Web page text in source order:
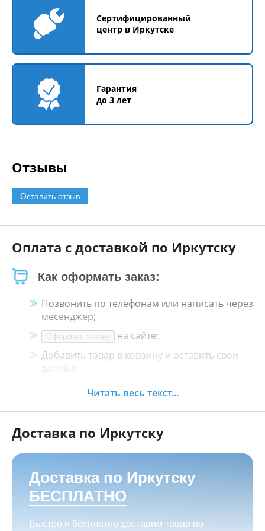
Сертифицированный
центр в Иркутске
Гарантия
до 3 лет
Отзывы
Оставить отзыв
Оплата с доставкой по Иркутску
Как оформать заказ:
Позвонить по телефонам или написать через
месенджер;
Оформить заявку
на сайте;
Добавить товар в корзину и оставить свои
данные;
Менеджер свяжется с Вами в течение 30
Как оплатить:
Наличными, пластиковой картой, кредитной
картой и картой ХАЛВА в кассе нашего
магазина по адресуг. Иркутск, ул. Баррикад
24а, Мотосалон БАРС
Переводом на корпоративную карту
Читать весь текст...
Доставка по Иркутску
Доставка по Иркутску
БЕСПЛАТНО
Быстро и бесплатно доставим товар по